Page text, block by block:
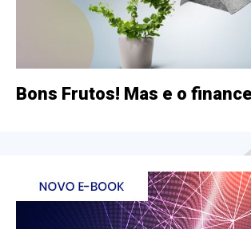
Bons Frutos! Mas e o